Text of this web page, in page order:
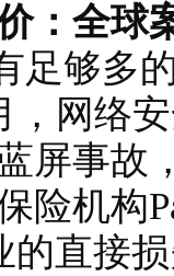
：全球
足够多
，网络
屏事故
险机构
的直接